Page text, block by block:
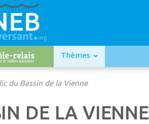
Thèmes
du Bassin de la Vienne
DE LA VIENNE